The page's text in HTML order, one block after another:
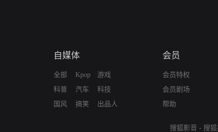
自媒体
全部
科普
国风
Kpop
汽车
搞笑
游戏
科技
出品人
会员
会员特权
会员剧场
帮助
搜狐影音 - 搜